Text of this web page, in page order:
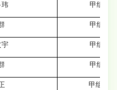
玮 甲组单
甲组三
宇 甲组四
甲组二
甲组单